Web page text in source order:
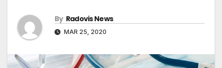
By Radovis News
MAR 25, 2020